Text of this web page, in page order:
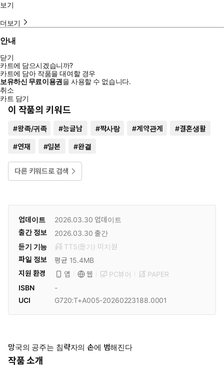
보기
더보기
안내
닫기
카트에 담으시겠습니까?
카트에 담아 작품을 대여할 경우
보유하신 무료이용권을 사용할 수 없습니다.
취소
카트 담기
이 작품의 키워드
#왕족/귀족 #능글남 #짝사랑 #계약관계 #결혼생활
#연재 #일본 #완결
다른 키워드로 검색
업데이트 2026.03.30 업데이트
출간 정보
2026.03.30 출간
듣기 기능
TTS(듣기) 미 지원
파일 정보
평균 15.4MB
지원 환경
앱 웹 PC뷰어
PAPER
ISBN
-
UCI
G720:T+A005-20260223188.0001
망국의 공주는 침략자의 손에 범해진다
작품 소개